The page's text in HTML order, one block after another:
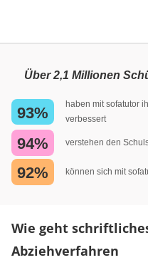
Über 2,1 Millionen
93%
haben mit sofatutor
verbessert
94% verstehen den
92% können sich mit
Wie geht
Abziehverfahren